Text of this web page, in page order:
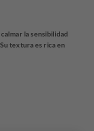
la sensibilidad
textura es rica en